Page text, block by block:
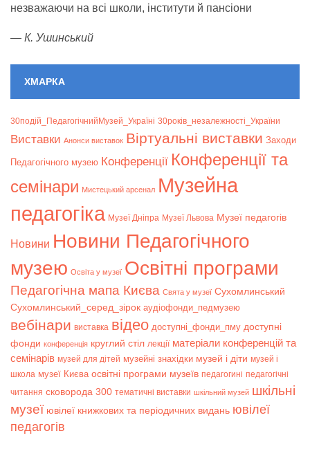
незважаючи на всі школи, інститути й пансіони
— К. Ушинський
ХМАРКА
30подій_ПедагогічнийМузей_Україні 30років_незалежності_України
Bиставки Анонси виставок Віртуальні виставки Заходи
Педагогічного музею Конференції Конференції та
семінари Мистецький арсенал Музейна
педагогіка Музеї Дніпра Музеї Львова Музеї педагогів
Новини Новини Педагогічного
музею Освіта у музеї Освітні програми
Педагогічна мапа Києва Свята у музеї Сухомлинський
Сухомлинський_серед_зірок аудіофонди_педмузею
вебінари виставка відео доступні_фонди_пму доступні
фонди конференція круглий стіл лекції матеріали конференцій та
семінарів музей для дітей музейні знахідки музей і діти музей і
школа музеї Києва освітні програми музеїв педагогині педагогічні
читання сковорода 300 тематичні виставки шкільний музей шкільні
музеї ювілеї книжкових та періодичних видань ювілеї
педагогів